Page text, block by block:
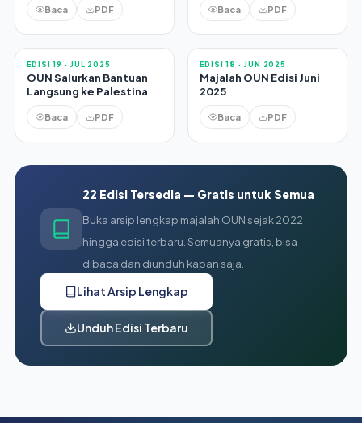
Baca PDF Baca PDF
EDISI 19 · JUL 2025
OUN Salurkan Bantuan
Langsung ke Palestina
Baca PDF
EDISI 18 · JUN 2025
Majalah OUN Edisi Juni
2025
Baca PDF
22 Edisi Tersedia — Gratis untuk Semua
Buka arsip lengkap majalah OUN sejak 2022
hingga edisi terbaru. Semuanya gratis, bisa
dibaca dan diunduh kapan saja.
Lihat Arsip Lengkap
Unduh Edisi Terbaru